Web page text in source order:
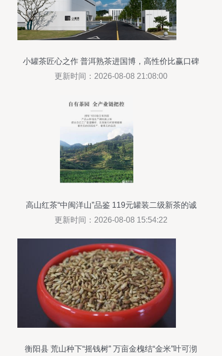
小罐茶匠心之作 普洱熟茶进国博，高性价比赢口碑
更新时间：2026-08-08 21:08:00
高山红茶“中闽洋山”品鉴 119元罐装二级新茶的诚
意与回味
更新时间：2026-08-08 15:54:22
衡阳县 荒山种下“摇钱树” 万亩金槐结“金米”叶可沏